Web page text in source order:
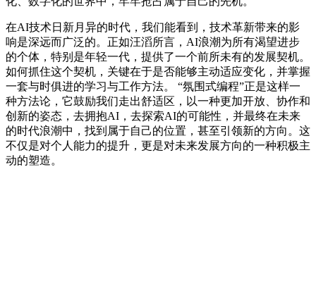
在AI技术日新月异的时代，我们能看到，技术革新带来的影
响是深远而广泛的。正如汪滔所言，AI浪潮为所有渴望进步
的个体，特别是年轻一代，提供了一个前所未有的发展契机。
如何抓住这个契机，关键在于是否能够主动适应变化，并掌握
一套与时俱进的学习与工作方法。 “氛围式编程”正是这样一
种方法论，它鼓励我们走出舒适区，以一种更加开放、协作和
创新的姿态，去拥抱AI，去探索AI的可能性，并最终在未来
的时代浪潮中，找到属于自己的位置，甚至引领新的方向。这
不仅是对个人能力的提升，更是对未来发展方向的一种积极主
动的塑造。